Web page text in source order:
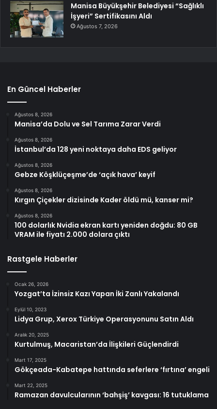
Manisa Büyükşehir Belediyesi “Sağlıklı
İşyeri” Sertifikasını Aldı
Ağustos 7, 2026
En Güncel Haberler
Ağustos 8, 2026
Manisa’da Dolu ve Sel Tarıma Zarar Verdi
Ağustos 8, 2026
İstanbul’da 128 yeni noktaya daha EDS geliyor
Ağustos 8, 2026
Gebze Köşklüçeşme’de ‘açık hava’ keyif
Ağustos 8, 2026
Kırgın Çiçekler dizisinde Kader öldü mü, kanser mi?
Ağustos 8, 2026
100 dolarlık Nvidia ekran kartı yeniden doğdu: 80 GB
VRAM ile fiyatı 2.000 dolara çıktı
Rastgele Haberler
Ocak 26, 2026
Yozgat’ta İzinsiz Kazı Yapan İki Zanlı Yakalandı
Eylül 10, 2023
Lidya Grup, Xerox Türkiye Operasyonunu Satın Aldı
Aralık 20, 2025
Kurtulmuş, Macaristan’da İlişkileri Güçlendirdi
Mart 17, 2025
Gökçeada-Kabatepe hattında seferlere ‘fırtına’ engeli
Mart 22, 2025
Ramazan davulcularının ‘bahşiş’ kavgası: 16 tutuklama